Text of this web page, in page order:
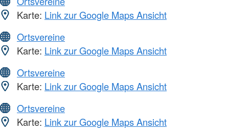
Karte: Link zur Google Maps Ansicht
Ortsvereine
Karte: Link zur Google Maps Ansicht
Ortsvereine
Karte: Link zur Google Maps Ansicht
Ortsvereine
Karte: Link zur Google Maps Ansicht